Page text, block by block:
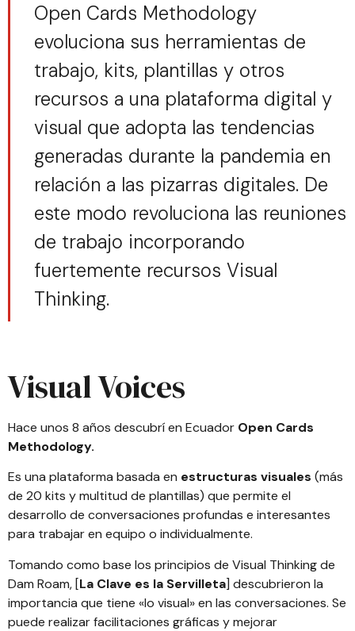
Open Cards Methodology
evoluciona sus herramientas de
trabajo, kits, plantillas y otros
recursos a una plataforma digital y
visual que adopta las tendencias
generadas durante la pandemia en
relación a las pizarras digitales. De
este modo revoluciona las reuniones
de trabajo incorporando
fuertemente recursos Visual
Thinking.
Visual Voices
Hace unos 8 años descubrí en Ecuador Open Cards
Methodology.
Es una plataforma basada en estructuras visuales (más
de 20 kits y multitud de plantillas) que permite el
desarrollo de conversaciones profundas e interesantes
para trabajar en equipo o individualmente.
Tomando como base los principios de Visual Thinking de
Dam Roam, [La Clave es la Servilleta] descubrieron la
importancia que tiene «lo visual» en las conversaciones. Se
puede realizar facilitaciones gráficas y mejorar